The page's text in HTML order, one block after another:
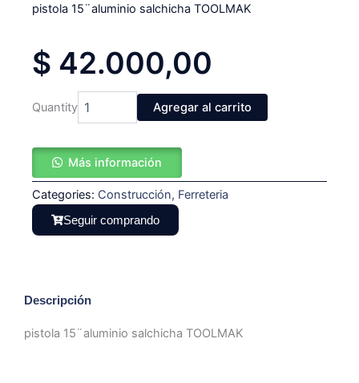
pistola 15¨aluminio salchicha TOOLMAK
$ 42.000,00
Quantity 15¨aluminio
TOOLMAK
cantidad
Agregar al carrito
Más información
Categories: Construcción, Ferreteria
Seguir comprando
Descripción
pistola 15¨aluminio salchicha TOOLMAK